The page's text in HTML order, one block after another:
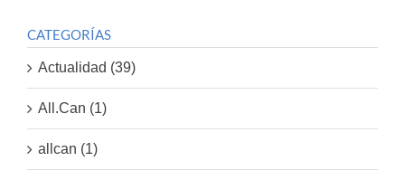
CATEGORÍAS
Actualidad (39)
All.Can (1)
allcan (1)